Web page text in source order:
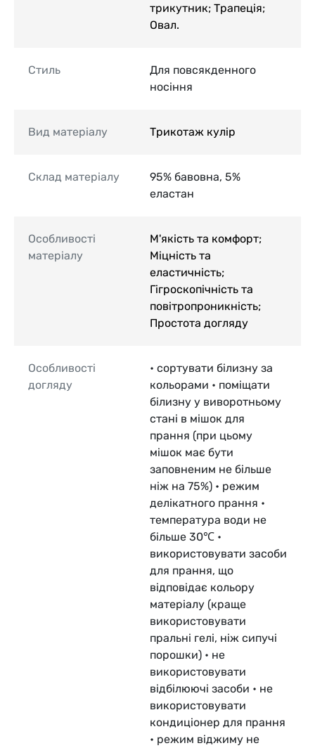
трикутник; Трапеція;
Овал.
Стиль
Для повсякденного
носіння
Вид матеріалу Трикотаж кулір
Склад матеріалу
95% бавовна, 5%
еластан
Особливості
матеріалу
М'якість та комфорт;
Міцність та
еластичність;
Гігроскопічність та
повітропроникність;
Простота догляду
Особливості
догляду
• сортувати білизну за
кольорами • поміщати
білизну у виворотньому
стані в мішок для
прання (при цьому
мішок має бути
заповненим не більше
ніж на 75%) • режим
делікатного прання •
температура води не
більше 30℃ •
використовувати засоби
для прання, що
відповідає кольору
матеріалу (краще
використовувати
пральні гелі, ніж сипучі
порошки) • не
використовувати
відбілюючі засоби • не
використовувати
кондиціонер для прання
• режим віджиму не